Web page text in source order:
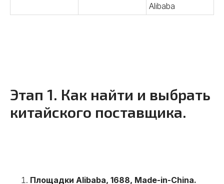
Alibaba
Этап 1. Как найти и выбрать
китайского поставщика.
Площадки Alibaba, 1688, Made-in-China.